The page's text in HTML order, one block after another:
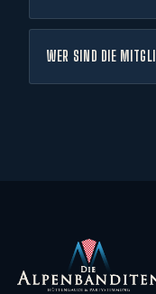
WER SIND DIE